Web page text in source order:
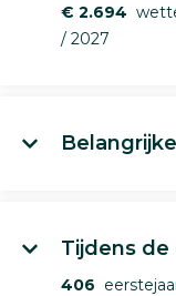
€ 2.694
/ 2027
Tijdens
406